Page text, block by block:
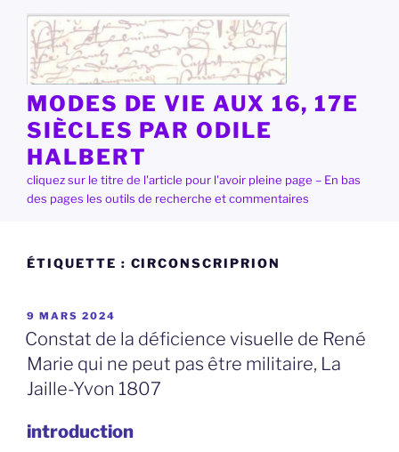
contenu
principal
MODES DE VIE AUX 16, 17E
SIÈCLES PAR ODILE
HALBERT
cliquez sur le titre de l'article pour l'avoir pleine page – En bas
des pages les outils de recherche et commentaires
ÉTIQUETTE : CIRCONSCRIPRION
PUBLIÉ
LE
9 MARS 2024
Constat de la déficience visuelle de René
Marie qui ne peut pas être militaire, La
Jaille-Yvon 1807
introduction